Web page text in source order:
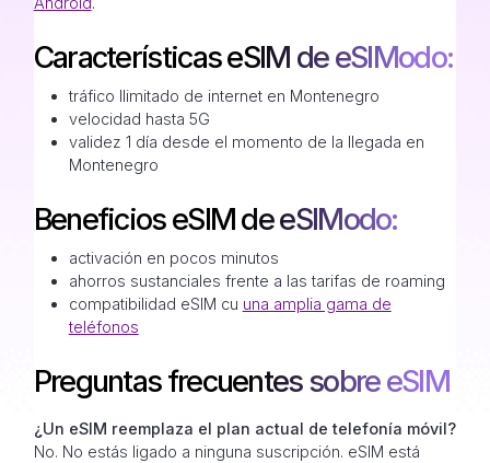
Características eSIM de eSIModo:
tráfico Ilimitado de internet en Montenegro
velocidad hasta 5G
validez 1 día desde el momento de la llegada en
Montenegro
Beneficios eSIM de eSIModo:
activación en pocos minutos
ahorros sustanciales frente a las tarifas de roaming
compatibilidad eSIM cu una amplia gama de
teléfonos
Preguntas frecuentes sobre eSIM
¿Un eSIM reemplaza el plan actual de telefonía móvil?
No. No estás ligado a ninguna suscripción. eSIM está